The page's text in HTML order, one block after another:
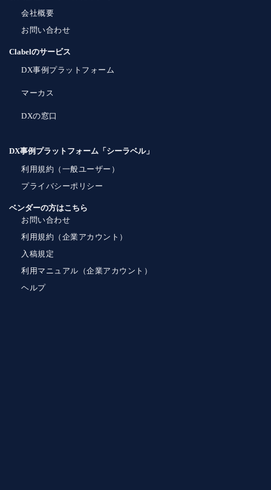
会社概要
お問い合わせ
Clabelのサービス
DX事例プラットフォーム
マーカス
DXの窓口
DX事例プラットフォーム「シーラベル」
利用規約（一般ユーザー）
プライバシーポリシー
ベンダーの方はこちら
お問い合わせ
利用規約（企業アカウント）
入稿規定
利用マニュアル（企業アカウント）
ヘルプ